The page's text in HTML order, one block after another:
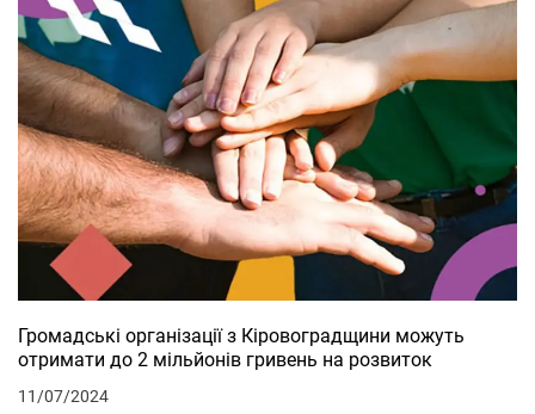
Громадські організації з Кіровоградщини можуть
отримати до 2 мільйонів гривень на розвиток
11/07/2024